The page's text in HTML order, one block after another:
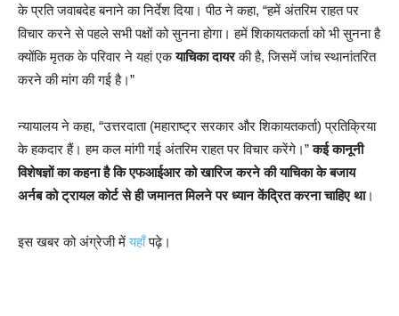
के प्रति जवाबदेह बनाने का निर्देश दिया। पीठ ने कहा, “हमें अंतरिम राहत पर
विचार करने से पहले सभी पक्षों को सुनना होगा। हमें शिकायतकर्ता को भी सुनना है
क्योंकि मृतक के परिवार ने यहां एकयाचिका दायरकी है, जिसमें जांच स्थानांतरित
करने की मांग की गई है।”
न्यायालय ने कहा, “उत्तरदाता (महाराष्ट्र सरकार और शिकायतकर्ता) प्रतिक्रिया
के हकदार हैं। हम कल मांगी गई अंतरिम राहत पर विचार करेंगे।”कई कानूनी
विशेषज्ञों का कहना है कि एफआईआर को खारिज करने की याचिका के बजाय
अर्नब को ट्रायल कोर्ट से ही जमानत मिलने पर ध्यान केंद्रित करना चाहिए था।
इस खबर को अंग्रेजी मेंयहाँपढ़े।